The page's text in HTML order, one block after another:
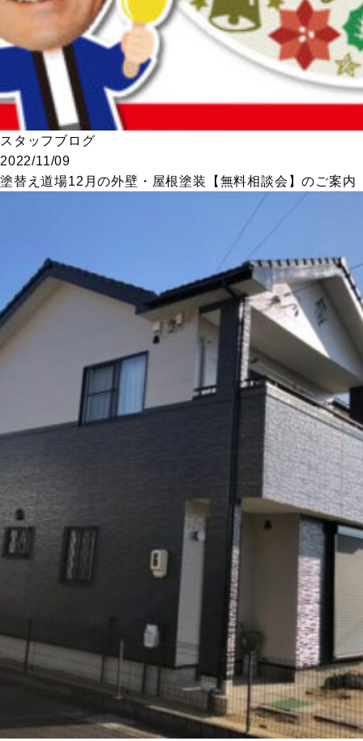
スタッフブログ
2022/11/09
塗替え道場12月の外壁・屋根塗装【無料相談会】のご案内